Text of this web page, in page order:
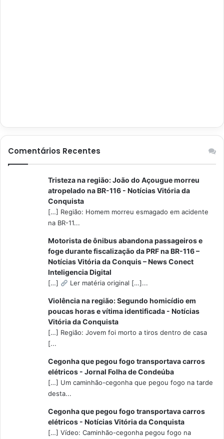
Comentários Recentes
Tristeza na região: João do Açougue morreu
atropelado na BR-116 - Notícias Vitória da
Conquista
[…] Região: Homem morreu esmagado em acidente
na BR-11...
Motorista de ônibus abandona passageiros e
foge durante fiscalização da PRF na BR-116 –
Notícias Vitória da Conquis – News Conect
Inteligencia Digital
[…] Ler matéria original […]...
Violência na região: Segundo homicídio em
poucas horas e vítima identificada - Notícias
Vitória da Conquista
[…] Região: Jovem foi morto a tiros dentro de casa
[...
Cegonha que pegou fogo transportava carros
elétricos - Jornal Folha de Condeúba
[…] Um caminhão-cegonha que pegou fogo na tarde
desta...
Cegonha que pegou fogo transportava carros
elétricos - Notícias Vitória da Conquista
[…] Vídeo: Caminhão-cegonha pegou fogo na